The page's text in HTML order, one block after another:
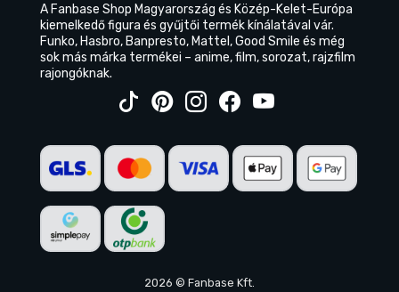
A Fanbase Shop Magyarország és Közép-Kelet-Európa
kiemelkedő figura és gyűjtői termék kínálatával vár.
Funko, Hasbro, Banpresto, Mattel, Good Smile és még
sok más márka termékei – anime, film, sorozat, rajzfilm
rajongóknak.
2026 © Fanbase Kft.